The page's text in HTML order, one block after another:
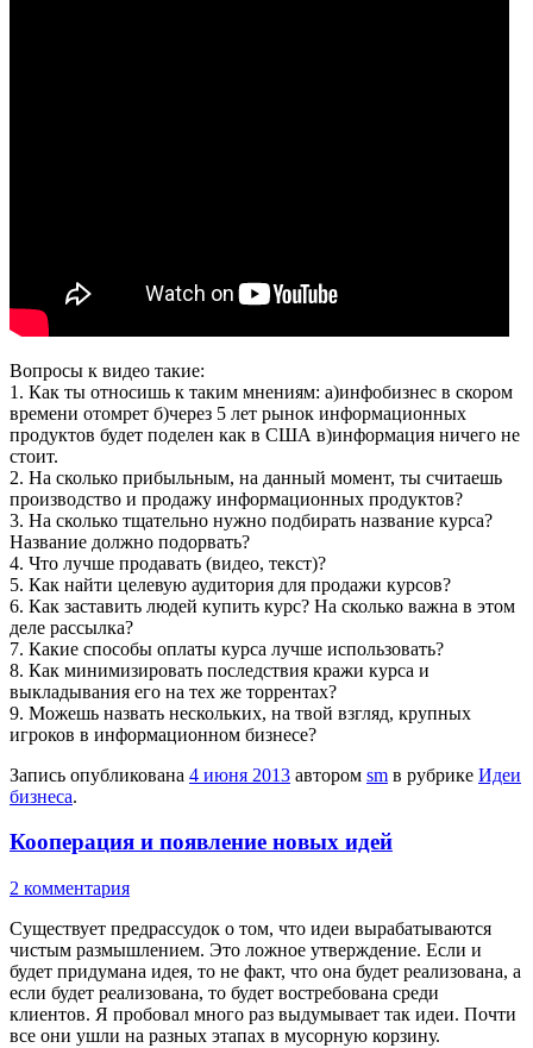
Вопросы к видео такие:
1. Как ты относишь к таким мнениям: а)инфобизнес в скором
времени отомрет б)через 5 лет рынок информационных
продуктов будет поделен как в США в)информация ничего не
стоит.
2. На сколько прибыльным, на данный момент, ты считаешь
производство и продажу информационных продуктов?
3. На сколько тщательно нужно подбирать название курса?
Название должно подорвать?
4. Что лучше продавать (видео, текст)?
5. Как найти целевую аудитория для продажи курсов?
6. Как заставить людей купить курс? На сколько важна в этом
деле рассылка?
7. Какие способы оплаты курса лучше использовать?
8. Как минимизировать последствия кражи курса и
выкладывания его на тех же торрентах?
9. Можешь назвать нескольких, на твой взгляд, крупных
игроков в информационном бизнесе?
Запись опубликована 4 июня 2013 автором sm в рубрике Идеи
бизнеса.
Кооперация и появление новых идей
2 комментария
Существует предрассудок о том, что идеи вырабатываются
чистым размышлением. Это ложное утверждение. Если и
будет придумана идея, то не факт, что она будет реализована, а
если будет реализована, то будет востребована среди
клиентов. Я пробовал много раз выдумывает так идеи. Почти
все они ушли на разных этапах в мусорную корзину.